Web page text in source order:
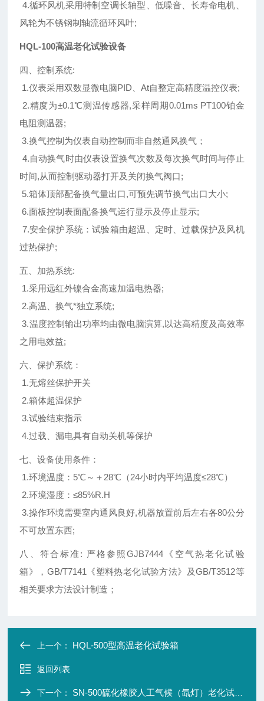
4.循环风机采用特制空调长轴型、低噪音、长寿命电机、
风轮为不锈钢制轴流循环风叶;
HQL-100高温老化试验设备
四、控制系统:
1.仪表采用双数显微电脑PID、At自整定高精度温控仪表;
2.精度为±0.1℃测温传感器,采样周期0.01ms PT100铂金
电阻测温器;
3.换气控制为仪表自动控制而非自然通风换气；
4.自动换气时由仪表设置换气次数及每次换气时间与停止
时间,从而控制驱动器打开及关闭换气阀口;
5.箱体顶部配备换气量出口,可预先调节换气出口大小;
6.面板控制表面配备换气运行显示及停止显示;
7.安全保护系统：试验箱由超温、定时、过载保护及风机
过热保护;
五、加热系统:
1.采用远红外镍合金高速加温电热器;
2.高温、换气*独立系统;
3.温度控制输出功率均由微电脑演算,以达高精度及高效率
之用电效益;
六、保护系统：
1.无熔丝保护开关
2.箱体超温保护
3.试验结束指示
4.过载、漏电具有自动关机等保护
七、设备使用条件：
1.环境温度：5℃～＋28℃（24小时内平均温度≤28℃）
2.环境湿度：≤85%R.H
3.操作环境需要室内通风良好,机器放置前后左右各80公分
不可放置东西;
八、符合标准: 严格参照GJB7444《空气热老化试验
箱》，GB/T7141《塑料热老化试验方法》及GB/T3512等
相关要求方法设计制造；
上一个： HQL-500型高温老化试验箱
返回列表
下一个： SN-500硫化橡胶人工气候（氙灯）老化试验箱